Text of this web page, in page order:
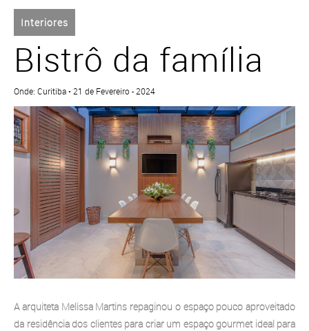
Interiores
Bistrô da família
Onde: Curitiba • 21 de Fevereiro - 2024
A arquiteta Melissa Martins repaginou o espaço pouco aproveitado
da residência dos clientes para criar um espaço gourmet ideal para